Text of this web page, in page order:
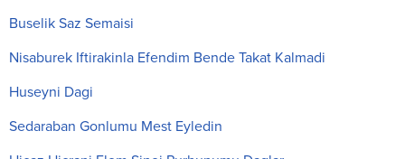
Buselik Saz Semaisi
Nisaburek Iftirakinla Efendim Bende Takat Kalmadi
Huseyni Dagi
Sedaraban Gonlumu Mest Eyledin